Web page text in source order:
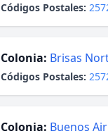
Códigos Postales:
Colonia: Brisas
Códigos Postales:
Colonia: Buenos